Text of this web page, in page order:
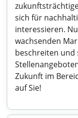
sich für
interessieren.
wachsenden
beschreiten und
Zukunft im
auf Sie!